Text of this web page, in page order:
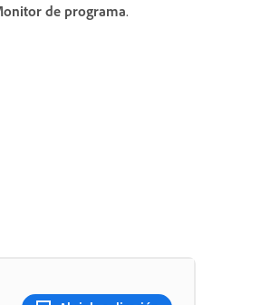
de programa.